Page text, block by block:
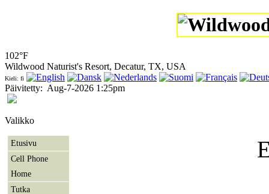
102°F
Wildwood Naturist's Resort, Decatur, TX, USA
Kieli: fi
Päivitetty: Aug-7-2026 1:25pm
Valikko
Etusivu
Cell Phone
Home
Tutka